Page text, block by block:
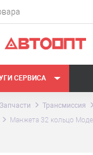
СЕРВИСА
Запчасти Трансмиссия
Манжета 32 кольцо